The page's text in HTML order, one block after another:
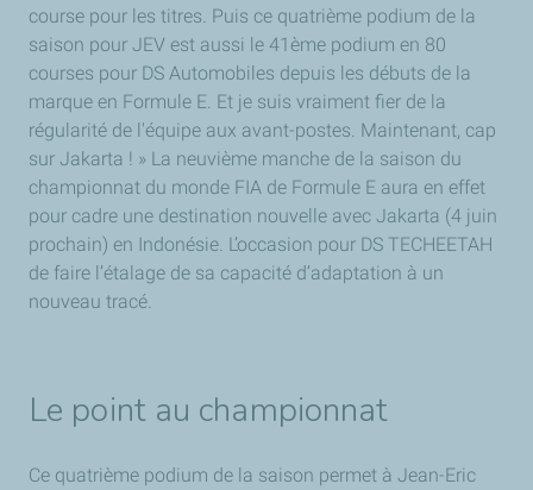
course pour les titres. Puis ce quatrième podium de la
saison pour JEV est aussi le 41ème podium en 80
courses pour DS Automobiles depuis les débuts de la
marque en Formule E. Et je suis vraiment fier de la
régularité de l'équipe aux avant-postes. Maintenant, cap
sur Jakarta ! » La neuvième manche de la saison du
championnat du monde FIA de Formule E aura en effet
pour cadre une destination nouvelle avec Jakarta (4 juin
prochain) en Indonésie. L’occasion pour DS TECHEETAH
de faire l’étalage de sa capacité d’adaptation à un
nouveau tracé.
Le point au championnat
Ce quatrième podium de la saison permet à Jean-Eric